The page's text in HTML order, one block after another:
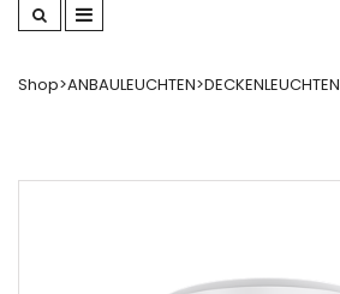
Shop>ANBAULEUCHTEN>DECKENLEUCHTEN